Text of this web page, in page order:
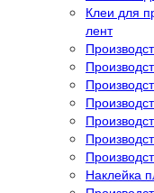
Клеи для
лент
Наклейка